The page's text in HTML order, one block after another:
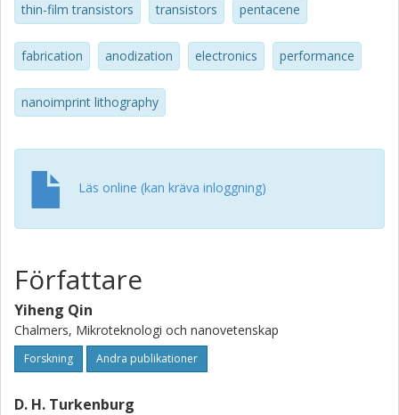
thin-film transistors transistors pentacene
fabrication anodization electronics performance
nanoimprint lithography
Läs online (kan kräva inloggning)
Författare
Yiheng Qin
Chalmers, Mikroteknologi och nanovetenskap
Forskning Andra publikationer
D. H. Turkenburg